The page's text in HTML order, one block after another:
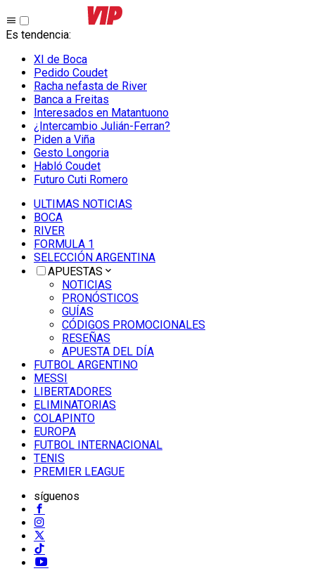
Es tendencia:
XI de Boca
Pedido Coudet
Racha nefasta de River
Banca a Freitas
Interesados en Matantuono
¿Intercambio Julián-Ferran?
Piden a Viña
Gesto Longoria
Habló Coudet
Futuro Cuti Romero
ULTIMAS NOTICIAS
BOCA
RIVER
FORMULA 1
SELECCIÓN ARGENTINA
APUESTAS
NOTICIAS
PRONÓSTICOS
GUÍAS
CÓDIGOS PROMOCIONALES
RESEÑAS
APUESTA DEL DÍA
FUTBOL ARGENTINO
MESSI
LIBERTADORES
ELIMINATORIAS
COLAPINTO
EUROPA
FUTBOL INTERNACIONAL
TENIS
PREMIER LEAGUE
síguenos